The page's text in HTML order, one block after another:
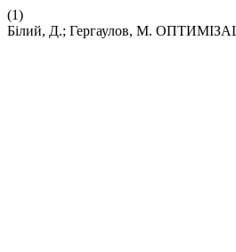
(1)
Білий, Д.; Гергаулов, М.